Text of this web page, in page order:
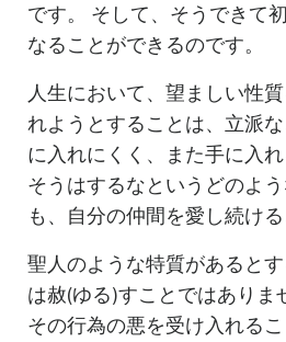
です。 そして、そうできて
なることができるのです。
人生において、望ましい性
れようとすることは、立派
に入れにくく、また手に入れ
そうはするなというどのよ
も、自分の仲間を愛し続ける
聖人のような特質があると
は赦(ゆる)すことではありま
その行為の悪を受け入れる